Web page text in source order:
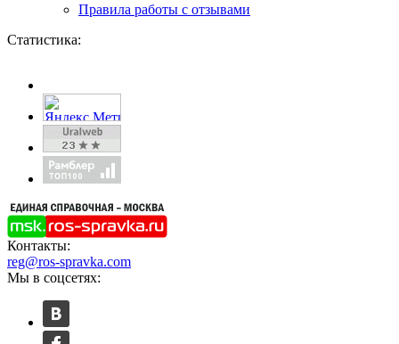
Правила работы с отзывами
Статистика:
Контакты:
reg@ros-spravka.com
Мы в соцсетях: